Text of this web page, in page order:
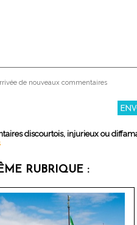
de nouveaux commentaires
discourtois, injurieux ou
RUBRIQUE :